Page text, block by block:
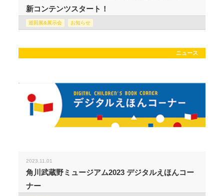
新コンテンツスタート！
巡回展&展示会 お知らせ
ニュース
2023.11.01
角川武蔵野ミュージアム2023 デジタルえほんコー
ナー